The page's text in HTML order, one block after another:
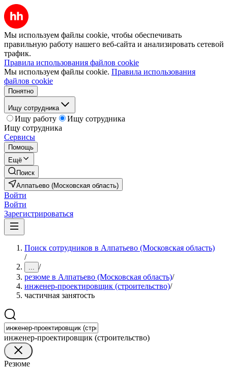
Мы используем файлы cookie, чтобы обеспечивать
правильную работу нашего веб-сайта и анализировать сетевой
трафик.
Правила использования файлов cookie
Мы используем файлы cookie. Правила использования
файлов cookie
Понятно
Ищу сотрудника
Ищу работу
Ищу сотрудника
Ищу сотрудника
Сервисы
Помощь
Ещё
Поиск
Алпатьево (Московская область)
Войти
Войти
Зарегистрироваться
Поиск сотрудников в Алпатьево (Московская область)
/
... /
резюме в Алпатьево (Московская область)/
инженер-проектировщик (строительство)/
частичная занятость
инженер-проектировщик (строительство)
Резюме